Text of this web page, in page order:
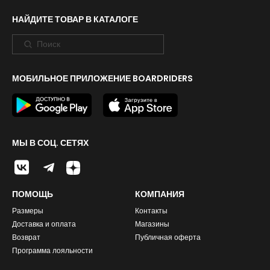
НАЙДИТЕ ТОВАР В КАТАЛОГЕ
МОБИЛЬНОЕ ПРИЛОЖЕНИЕ BOARDRIDERS
МЫ В СОЦ. СЕТЯХ
ПОМОЩЬ
Размеры
Доставка и оплата
Возврат
Программа лояльности
КОМПАНИЯ
Контакты
Магазины
Публичная оферта